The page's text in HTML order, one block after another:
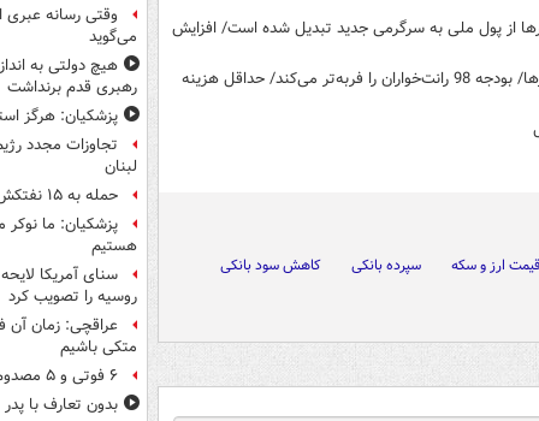
از پول ملی به سرگرمی جدید تبدیل شده است/ افزایش
مسئولیت گریزی دولت در حذف یارانه پولدارها/ بودجه 98 رانت‌خواران را فربه‌تر می‌کند/ حداقل هزینه
قیمت ارز و سکه سپرده بانکی
کاهش سود بانکی
وقتی رسانه عبری
می‌گوید
هیچ دولتی به
رهبری قدم برنداشت
پزشکیان: هرگز
تجاوزات مجدد
لبنان
حمله به ۱۵ نفتکش‌ اماراتی از ابتدای جنگ
پزشکیان: ما
هستیم
سنای آمریکا
روسیه را تصویب کرد
عراقچی: زمان آن
متکی باشیم
۶ فوتی و ۵ مصدوم بر اثر تصادف زنجیره‌ای
بدون تعارف با